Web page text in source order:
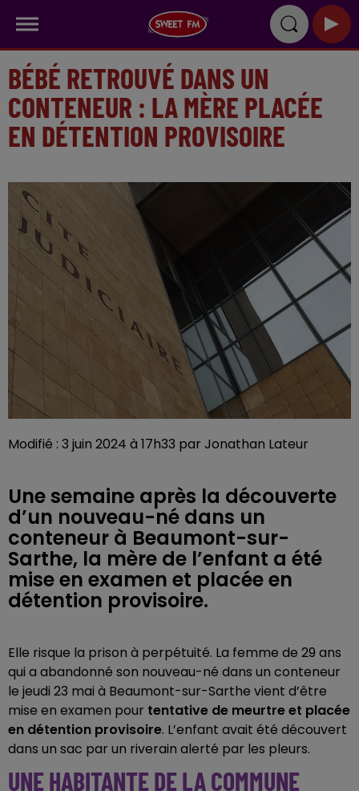
BÉBÉ RETROUVÉ DANS UN
CONTENEUR : LA MÈRE PLACÉE
EN DÉTENTION PROVISOIRE
Modifié : 3 juin 2024 à 17h33 par Jonathan Lateur
Une semaine après la découverte
d’un nouveau-né dans un
conteneur à Beaumont-sur-
Sarthe, la mère de l’enfant a été
mise en examen et placée en
détention provisoire.
Elle risque la prison à perpétuité. La femme de 29 ans
qui a abandonné son nouveau-né dans un conteneur
le jeudi 23 mai à Beaumont-sur-Sarthe vient d’être
mise en examen pour tentative de meurtre et placée
en détention provisoire. L’enfant avait été découvert
dans un sac par un riverain alerté par les pleurs.
UNE HABITANTE DE LA COMMUNE